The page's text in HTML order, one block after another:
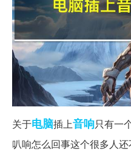
关于电脑插上音响只有一
叭响怎么回事这个很多人